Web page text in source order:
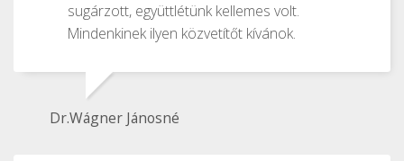
sugárzott, együttlétünk kellemes volt.
Mindenkinek ilyen közvetítőt kívánok.
Dr.Wágner Jánosné